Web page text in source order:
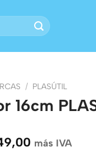
/ PLASÚTIL
16cm
más IVA